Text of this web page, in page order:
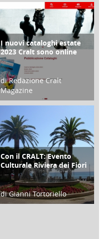
CONTRO COPERTINA
I nuovi cataloghi estate
2023 Cralt sono online
di Redazione Cralt
Magazine
07 Marzo 2023
ATTIVITÀ
Con il CRALT: Evento
Culturale Riviera dei Fiori
di Gianni Tortoriello